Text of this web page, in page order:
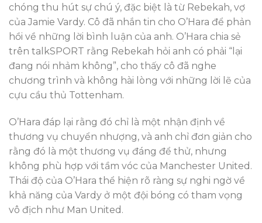
chóng thu hút sự chú ý, đặc biệt là từ Rebekah, vợ
của Jamie Vardy. Cô đã nhắn tin cho O’Hara để phản
hồi về những lời bình luận của anh. O’Hara chia sẻ
trên talkSPORT rằng Rebekah hỏi anh có phải “lại
đang nói nhảm không”, cho thấy cô đã nghe
chương trình và không hài lòng với những lời lẽ của
cựu cầu thủ Tottenham.
O’Hara đáp lại rằng đó chỉ là một nhận định về
thương vụ chuyển nhượng, và anh chỉ đơn giản cho
rằng đó là một thương vụ đáng để thử, nhưng
không phù hợp với tầm vóc của Manchester United.
Thái độ của O’Hara thể hiện rõ ràng sự nghi ngờ về
khả năng của Vardy ở một đội bóng có tham vọng
vô địch như Man United.